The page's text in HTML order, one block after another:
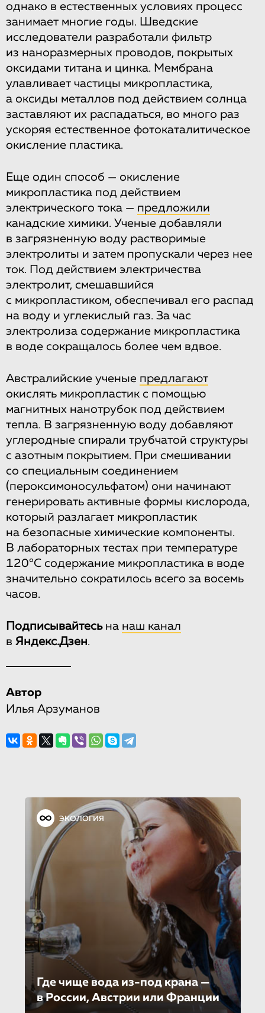
однако в естественных условиях процесс
занимает многие годы. Шведские
исследователи разработали фильтр
из наноразмерных проводов, покрытых
оксидами титана и цинка. Мембрана
улавливает частицы микропластика,
а оксиды металлов под действием солнца
заставляют их распадаться, во много раз
ускоряя естественное фотокаталитическое
окисление пластика.
Еще один способ — окисление
микропластика под действием
электрического тока — предложили
канадские химики. Ученые добавляли
в загрязненную воду растворимые
электролиты и затем пропускали через нее
ток. Под действием электричества
электролит, смешавшийся
с микропластиком, обеспечивал его распад
на воду и углекислый газ. За час
электролиза содержание микропластика
в воде сокращалось более чем вдвое.
Австралийские ученые предлагают
окислять микропластик с помощью
магнитных нанотрубок под действием
тепла. В загрязненную воду добавляют
углеродные спирали трубчатой структуры
с азотным покрытием. При смешивании
со специальным соединением
(пероксимоносульфатом) они начинают
генерировать активные формы кислорода,
который разлагает микропластик
на безопасные химические компоненты.
В лабораторных тестах при температуре
120°С содержание микропластика в воде
значительно сократилось всего за восемь
часов.
Подписывайтесьна наш канал
в Яндекс.Дзен.
Автор
Илья Арзуманов
ЭКОЛОГИЯ
Где чище вода из-под крана —
в России, Австрии или Франции